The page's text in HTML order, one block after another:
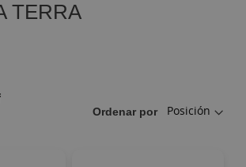
TERRA
Ordenar por